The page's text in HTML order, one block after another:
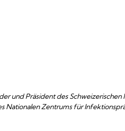
und Präsident des
Nationalen Zentrums für